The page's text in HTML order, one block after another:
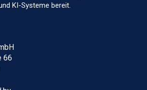
KI-Systeme bereit.
66